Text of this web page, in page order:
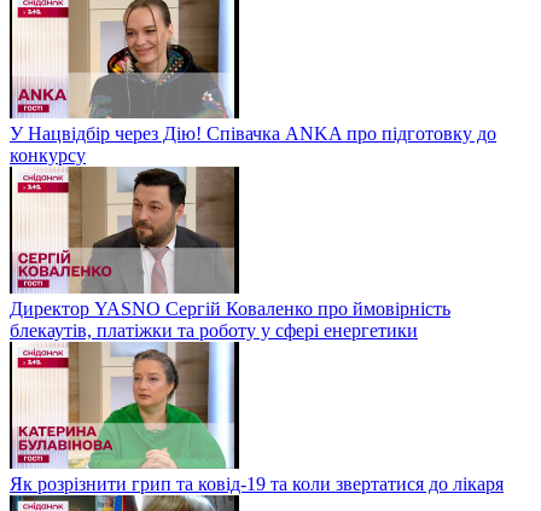
У Нацвідбір через Дію! Співачка ANKA про підготовку до
конкурсу
Директор YASNO Сергій Коваленко про ймовірність
блекаутів, платіжки та роботу у сфері енергетики
Як розрізнити грип та ковід-19 та коли звертатися до лікаря